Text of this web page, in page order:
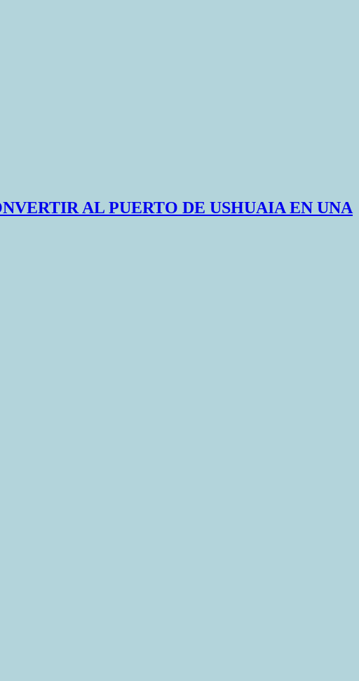
AL PUERTO DE USHUAIA EN UNA